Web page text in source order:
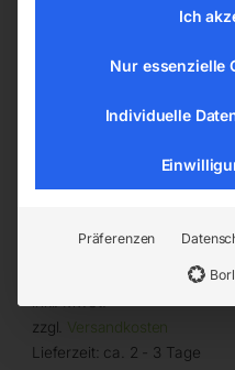
inkl. MwSt.
zzgl. Versandkosten
Lieferzeit: ca. 2 - 3 Tage
Ich
Nur essenzielle
Individuelle
Präferenzen